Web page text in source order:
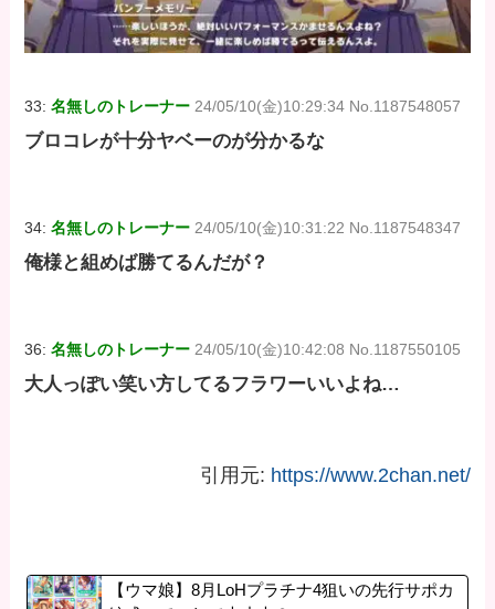
33:名無しのトレーナー 24/05/10(金)10:29:34 No.1187548057
ブロコレが十分ヤベーのが分かるな
34:名無しのトレーナー 24/05/10(金)10:31:22 No.1187548347
俺様と組めば勝てるんだが？
36:名無しのトレーナー 24/05/10(金)10:42:08 No.1187550105
大人っぽい笑い方してるフラワーいいよね…
引用元: https://www.2chan.net/
【ウマ娘】8月LoHプラチナ4狙いの先行サポカ